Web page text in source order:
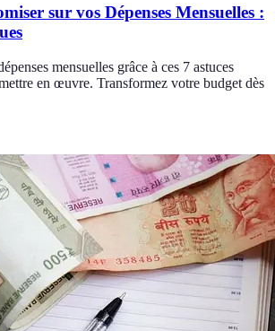
sur vos Dépenses Mensuelles :
mensuelles grâce à ces 7 astuces
en œuvre. Transformez votre budget dès